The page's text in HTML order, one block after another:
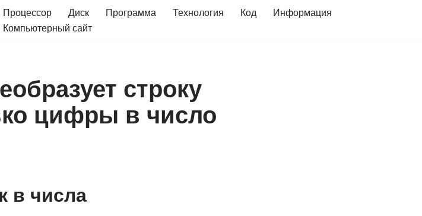
Процессор Диск Программа Технология Код
Информация
Компьютерный сайт
строку
цифры в число
в числа